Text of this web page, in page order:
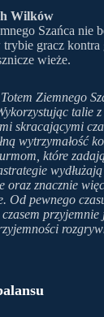
Wilków
Szańca nie
gracz kontra
wieże.
Ziemnego
talie
skracającymi
wytrzymałość
które
oraz znacznie
Od pewnego